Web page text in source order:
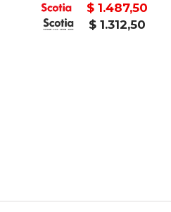
$ 1.487,50
$ 1.312,50